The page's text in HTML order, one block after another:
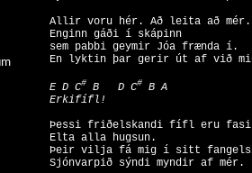
Allir voru hér. Að leita að
  Enginn gáði í skápinn
  sem pabbi geymir Jóa frænda í.
  E D C
# B   D C#
B A
Þessi friðelskandi fífl eru
  Elta alla hugsun.
Þeir vilja fá mig í sitt